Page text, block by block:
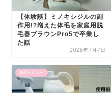
【体験談】ミノキシジルの副
作用!?増えた体毛を家庭用脱
毛器ブラウンPro5で卒業し
た話
2026年7月7日
商品レビュー